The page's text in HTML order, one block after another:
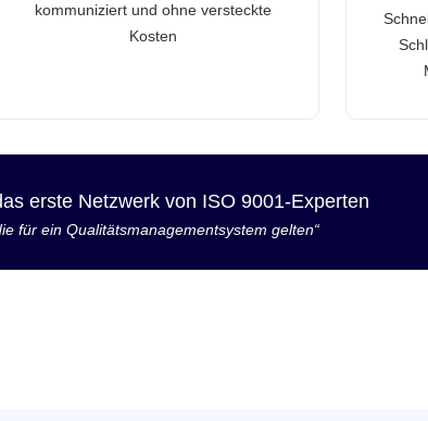
kommuniziert und ohne versteckte
Kosten
erste Netzwerk von ISO 9001-Experten
für ein Qualitätsmanagementsystem gelten“